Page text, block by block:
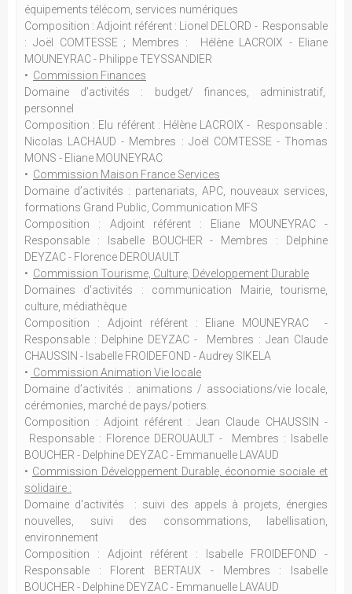
équipements télécom, services numériques
Composition : Adjoint référent : Lionel DELORD - Responsable
: Joël COMTESSE ; Membres : Hélène LACROIX - Eliane
MOUNEYRAC - Philippe TEYSSANDIER
• Commission Finances
Domaine d’activités : budget/ finances, administratif,
personnel
Composition : Elu référent : Hélène LACROIX - Responsable :
Nicolas LACHAUD - Membres : Joël COMTESSE - Thomas
MONS - Eliane MOUNEYRAC
• Commission Maison France Services
Domaine d’activités : partenariats, APC, nouveaux services,
formations Grand Public, Communication MFS
Composition : Adjoint référent : Eliane MOUNEYRAC -
Responsable : Isabelle BOUCHER - Membres : Delphine
DEYZAC - Florence DEROUAULT
• Commission Tourisme, Culture, Développement Durable
Domaines d'activités : communication Mairie, tourisme,
culture, médiathèque
Composition : Adjoint référent : Eliane MOUNEYRAC -
Responsable : Delphine DEYZAC - Membres : Jean Claude
CHAUSSIN - Isabelle FROIDEFOND - Audrey SIKELA
• Commission Animation Vie locale
Domaine d’activités : animations / associations/vie locale,
cérémonies, marché de pays/potiers.
Composition : Adjoint référent : Jean Claude CHAUSSIN -
Responsable : Florence DEROUAULT - Membres : Isabelle
BOUCHER - Delphine DEYZAC - Emmanuelle LAVAUD
• Commission Développement Durable, économie sociale et
solidaire :
Domaine d'activités : suivi des appels à projets, énergies
nouvelles, suivi des consommations, labellisation,
environnement
Composition : Adjoint référent : Isabelle FROIDEFOND -
Responsable : Florent BERTAUX - Membres : Isabelle
BOUCHER - Delphine DEYZAC - Emmanuelle LAVAUD